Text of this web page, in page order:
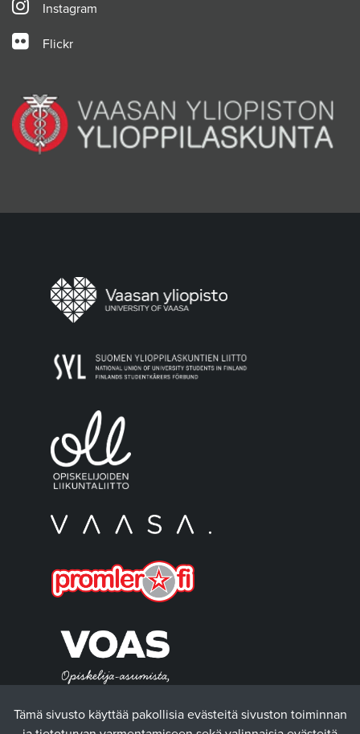
Tämä sivusto käyttää pakollisia evästeitä sivuston toiminnan
Instagram
Flickr